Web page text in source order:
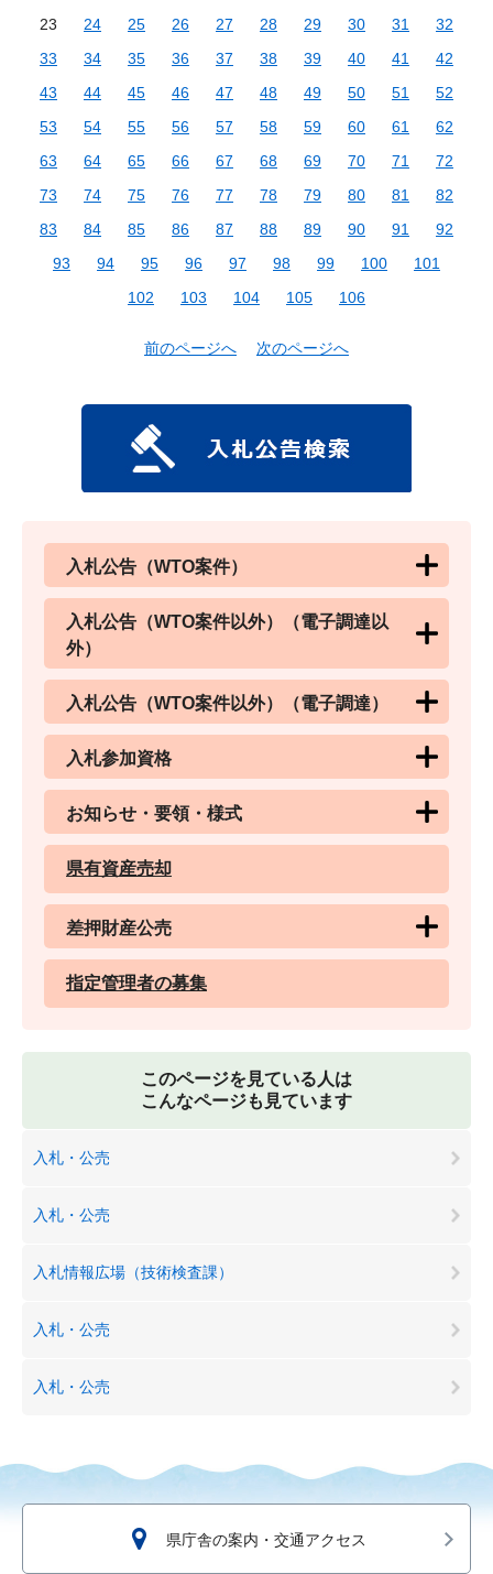
23
24 25 26 27 28 29 30 31
32
33
34 35 36 37 38 39 40 41
42
43
44 45 46 47 48 49 50 51
52
53
54 55 56 57 58 59 60 61
62
63
64 65 66 67 68 69 70 71
72
73
74 75 76 77 78 79 80 81
82
83
84 85 86 87 88 89 90 91
92
93
94 95 96 97 98 99 100
101
102
103 104 105 106
前のページへ 次のページへ
入札公告（WTO案件）
入札公告（WTO案件以外）（電子調達以
外）
入札公告（WTO案件以外）（電子調達）
入札参加資格
お知らせ・要領・様式
県有資産売却
差押財産公売
指定管理者の募集
このページを見ている人は
こんなページも見ています
入札・公売
入札・公売
入札情報広場（技術検査課）
入札・公売
入札・公売
県庁舎の案内・交通アクセス